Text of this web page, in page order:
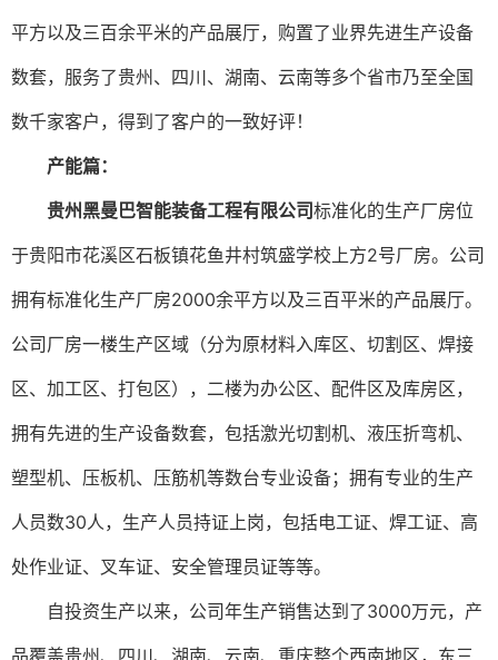
平方以及三百余平米的产品展厅，购置了业界先进生产设备
数套，服务了贵州、四川、湖南、云南等多个省市乃至全国
数千家客户，得到了客户的一致好评！
产能篇：
贵州黑曼巴智能装备工程有限公司标准化的生产厂房位
于贵阳市花溪区石板镇花鱼井村筑盛学校上方2号厂房。公司
拥有标准化生产厂房2000余平方以及三百平米的产品展厅。
公司厂房一楼生产区域（分为原材料入库区、切割区、焊接
区、加工区、打包区），二楼为办公区、配件区及库房区，
拥有先进的生产设备数套，包括激光切割机、液压折弯机、
塑型机、压板机、压筋机等数台专业设备；拥有专业的生产
人员数30人，生产人员持证上岗，包括电工证、焊工证、高
处作业证、叉车证、安全管理员证等等。
自投资生产以来，公司年生产销售达到了3000万元，产
品覆盖贵州、四川、湖南、云南、重庆整个西南地区，东三